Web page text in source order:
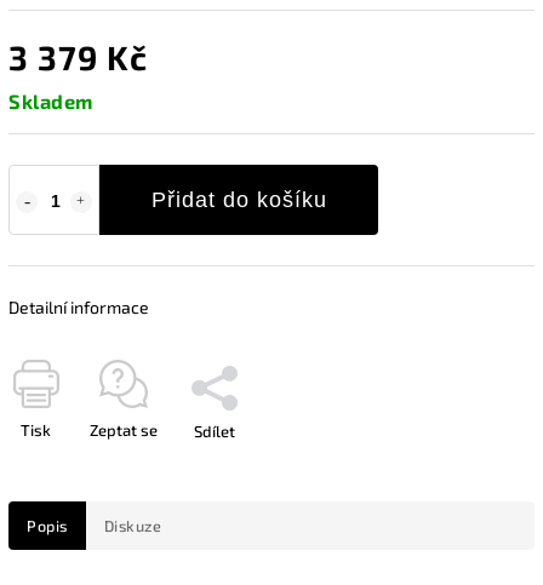
3 379 Kč
Skladem
Přidat do košíku
Detailní informace
Tisk Zeptat se Sdílet
Popis Diskuze